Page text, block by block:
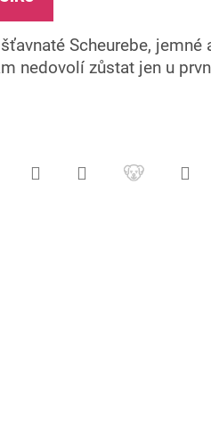
Scheurebe,
nedovolí zůstat jen u